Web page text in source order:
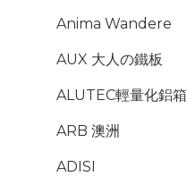
Anima Wandere
AUX 大人の鐵板
ALUTEC輕量化鋁箱
ARB 澳洲
ADISI